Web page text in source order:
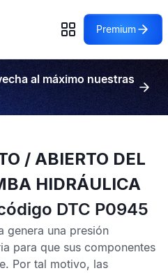
Premium
al máximo nuestras
/ ABIERTO DEL
HIDRÁULICA
DTC P0945
genera una presión
para que sus componentes
Por tal motivo, las